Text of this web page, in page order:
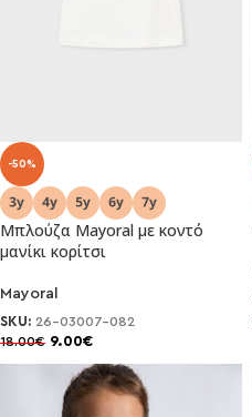
-50%
Μπλούζα Mayoral με κοντό
μανίκι κορίτσι
Mayoral
SKU: 26-03007-082
18.00€ 9.00€